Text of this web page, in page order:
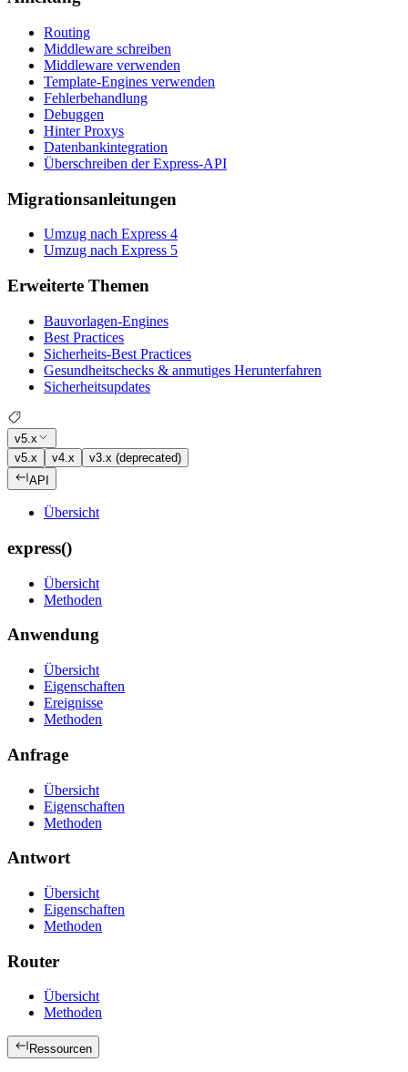
Routing
Middleware schreiben
Middleware verwenden
Template-Engines verwenden
Fehlerbehandlung
Debuggen
Hinter Proxys
Datenbankintegration
Überschreiben der Express-API
Migrationsanleitungen
Umzug nach Express 4
Umzug nach Express 5
Erweiterte Themen
Bauvorlagen-Engines
Best Practices
Sicherheits-Best Practices
Gesundheitschecks & anmutiges Herunterfahren
Sicherheitsupdates
v5.x
v5.x
v4.x
v3.x (deprecated)
API
Übersicht
express()
Übersicht
Methoden
Anwendung
Übersicht
Eigenschaften
Ereignisse
Methoden
Anfrage
Übersicht
Eigenschaften
Methoden
Antwort
Übersicht
Eigenschaften
Methoden
Router
Übersicht
Methoden
Ressourcen